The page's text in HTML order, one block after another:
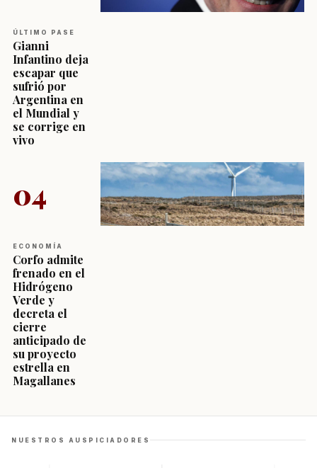
ÚLTIMO PASE
Gianni
Infantino deja
escapar que
sufrió por
Argentina en
el Mundial y
se corrige en
vivo
04
ECONOMÍA
Corfo admite
frenado en el
Hidrógeno
Verde y
decreta el
cierre
anticipado de
su proyecto
estrella en
Magallanes
NUESTROS AUSPICIADORES